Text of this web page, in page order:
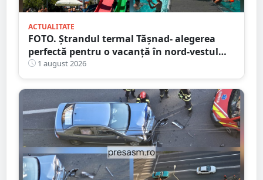
ACTUALITATE
FOTO. Ștrandul termal Tășnad- alegerea
perfectă pentru o vacanță în nord-vestul
României
1 august 2026